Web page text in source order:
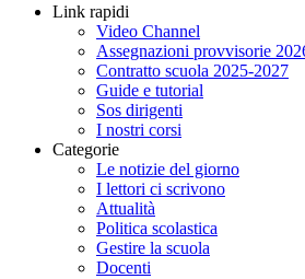
Link rapidi
Video Channel
Assegnazioni provvisorie
Contratto scuola 2025-2027
Guide e tutorial
Sos dirigenti
I nostri corsi
Categorie
Le notizie del giorno
I lettori ci scrivono
Attualità
Politica scolastica
Gestire la scuola
Docenti